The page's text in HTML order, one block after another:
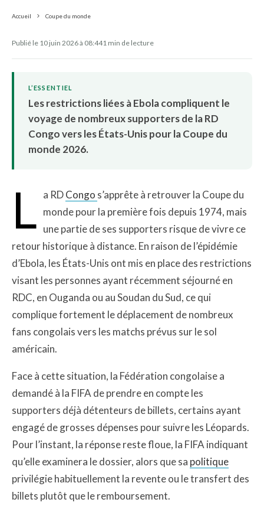
Accueil Coupe du monde
Publié le 10 juin 2026 à 08:441 min de lecture
L’ESSENTIEL
Les restrictions liées à Ebola compliquent le
voyage de nombreux supporters de la RD
Congo vers les États-Unis pour la Coupe du
monde 2026.
L a RDCongo s’apprête à retrouver la Coupe du
monde pour la première fois depuis 1974, mais
une partie de ses supporters risque de vivre ce
retour historique à distance. En raison de l’épidémie
d’Ebola, les États-Unis ont mis en place des restrictions
visant les personnes ayant récemment séjourné en
RDC, en Ouganda ou au Soudan du Sud, ce qui
complique fortement le déplacement de nombreux
fans congolais vers les matchs prévus sur le sol
américain.
Face à cette situation, la Fédération congolaise a
demandé à la FIFA de prendre en compte les
supporters déjà détenteurs de billets, certains ayant
engagé de grosses dépenses pour suivre les Léopards.
Pour l’instant, la réponse reste floue, la FIFA indiquant
qu’elle examinera le dossier, alors que sa politique
privilégie habituellement la revente ou le transfert des
billets plutôt que le remboursement.